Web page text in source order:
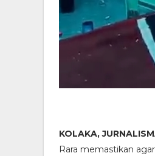
KOLAKA,
Rara memastikan